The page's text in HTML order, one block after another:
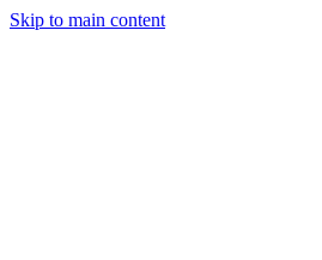
Skip to main content